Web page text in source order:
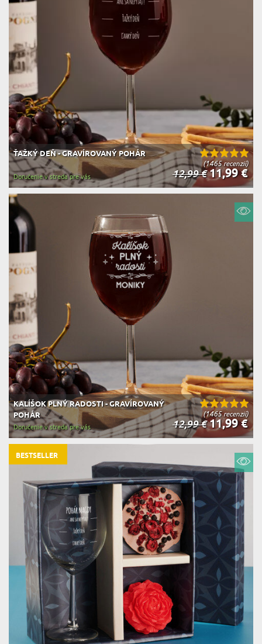
(1465 recenzií)
ŤAŽKÝ DEŇ - GRAVÍROVANÝ POHÁR
12,99 €11,99 €
Doručenie v streda pre vás
(1465 recenzií)
KALÍŠOK PLNÝ RADOSTI - GRAVÍROVANÝ
POHÁR
12,99 €11,99 €
Doručenie v streda pre vás
BESTSELLER